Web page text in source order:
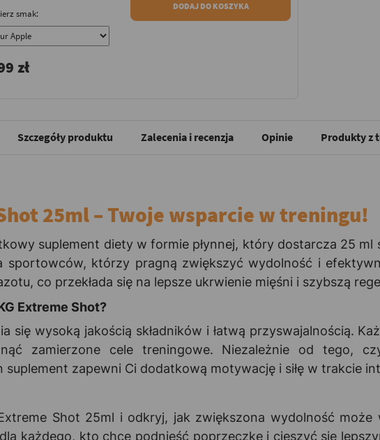
smak:
zł
DODAJ DO KOSZYKA
Szczegóły produktu Zalecenia i recenzja Opinie Produkty z
25ml – Twoje wsparcie w treningu!
suplement diety w formie płynnej, który dostarcza 25 ml
sportowców, którzy pragną zwiększyć wydolność i
co przekłada się na lepsze ukrwienie mięśni i szybszą
Extreme Shot?
się wysoką jakością składników i łatwą przyswajalnością.
zamierzone cele treningowe. Niezależnie od tego,
zapewni Ci dodatkową motywację i siłę w trakcie
Shot 25ml i odkryj, jak zwiększona wydolność może
każdego, kto chce podnieść poprzeczkę i cieszyć się